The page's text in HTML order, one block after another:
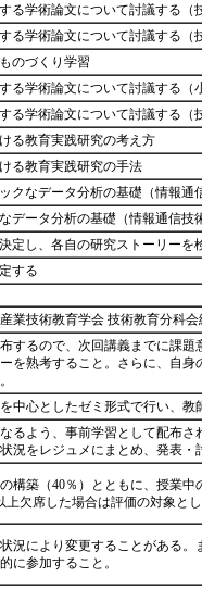
る学術論文について討議する
る学術論文について討議する
のづくり学習
る学術論文について討議する
る学術論文について討議する
る教育実践研究の考え方
る教育実践研究の手法
クなデータ分析の基礎（情報
データ分析の基礎（情報通信技
定し、各自の研究ストーリーを
する
産業技術教育学会 技術教育分科
するので、次回講義までに課
を熟考すること。さらに、自
中心としたゼミ形式で行い、
るよう、事前学習として配布
況をレジュメにまとめ、発表
構築（40％）とともに、授業
上欠席した場合は評価の対象と
況により変更することがある
に参加すること。